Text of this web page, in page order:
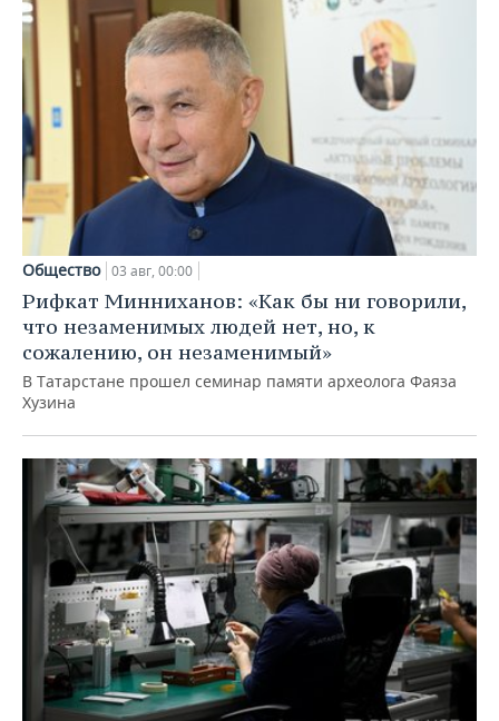
Общество 03 авг, 00:00
Рифкат Минниханов: «Как бы ни говорили,
что незаменимых людей нет, но, к
сожалению, он незаменимый»
В Татарстане прошел семинар памяти археолога Фаяза
Хузина